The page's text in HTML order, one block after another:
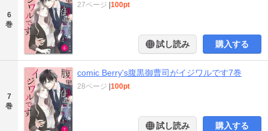
6
巻
27ページ 100pt
試し読み 購入する
7
巻
comic Berry's腹黒御曹司がイジワルです7巻
28ページ 100pt
試し読み 購入する